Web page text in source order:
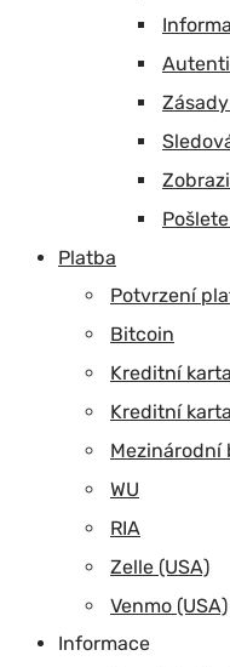
Platba
Potvrzení
Bitcoin
Kreditní
Kreditní
Mezinárodní
WU
RIA
Zelle (USA)
Venmo (USA)
Informace